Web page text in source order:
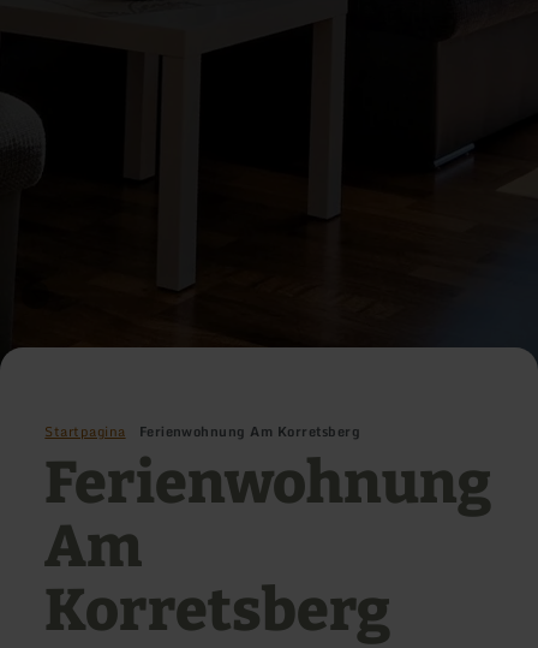
Startpagina Ferienwohnung Am Korretsberg
Ferienwohnung
Am
Korretsberg